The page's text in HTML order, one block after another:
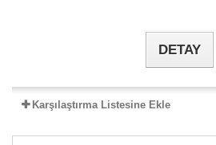
DETAY
Karşılaştırma Listesine Ekle